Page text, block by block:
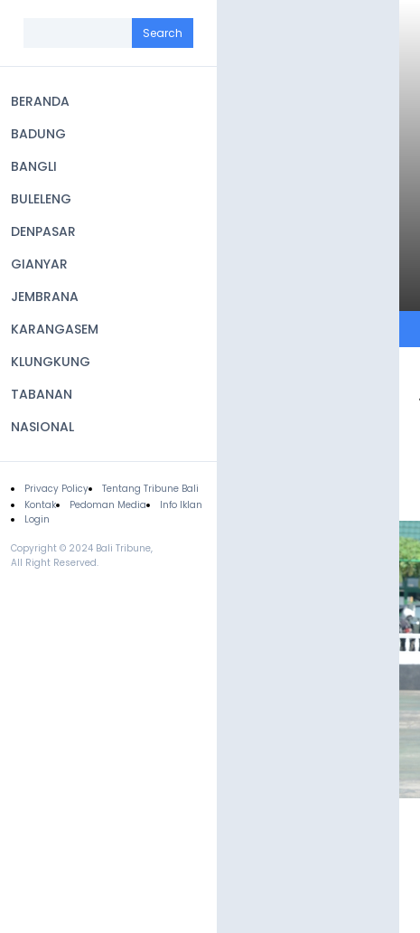
navigation
BERANDA
BADUNG
BANGLI
BULELENG
DENPASAR
GIANYAR
JEMBRANA
KARANGASEM
KLUNGKUNG
TABANAN
NASIONAL
Footer
Privacy Policy
Tentang Tribune Bali
Kontak
Pedoman Media
Info Iklan
Login
Copyright © 2024 Bali Tribune,
All Right Reserved.